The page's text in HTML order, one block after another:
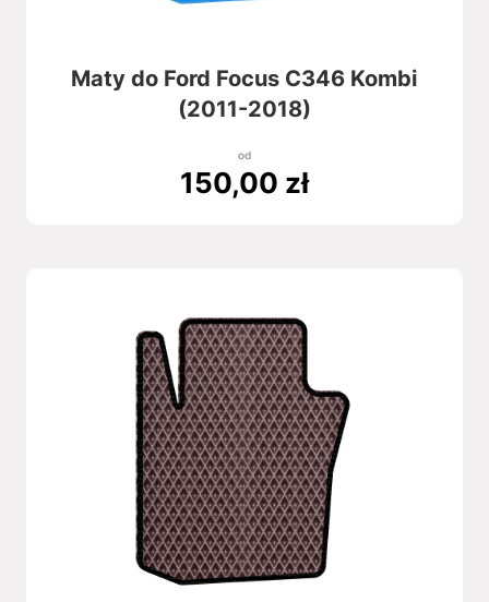
Maty do Ford Focus C346 Kombi
(2011-2018)
od
150,00 zł